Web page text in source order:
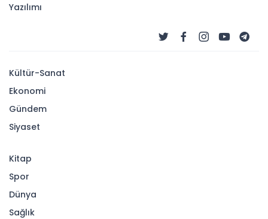
Yazılımı
Kültür-Sanat
Ekonomi
Gündem
Siyaset
Kitap
Spor
Dünya
Sağlık